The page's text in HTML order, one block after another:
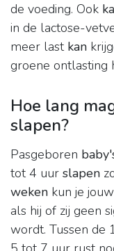
de voeding. Ook
in de lactose-
meer last kan
groene ontlasting
Hoe lang
slapen?
Pasgeboren
tot 4 uur slapen
weken kun je jouw
als hij of zij geen
wordt. Tussen de